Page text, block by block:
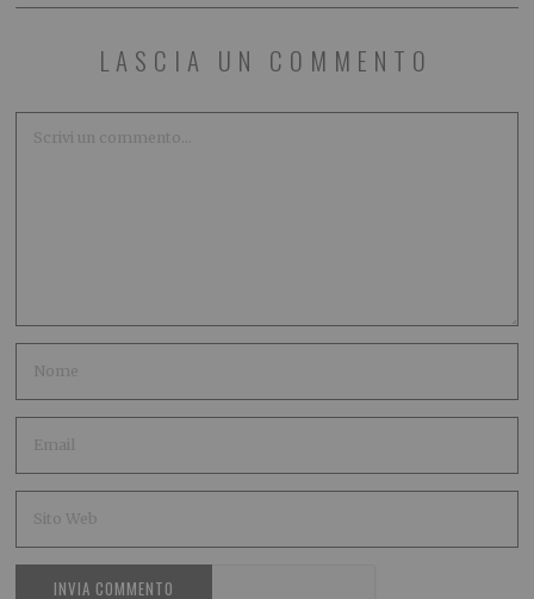
LASCIA UN COMMENTO